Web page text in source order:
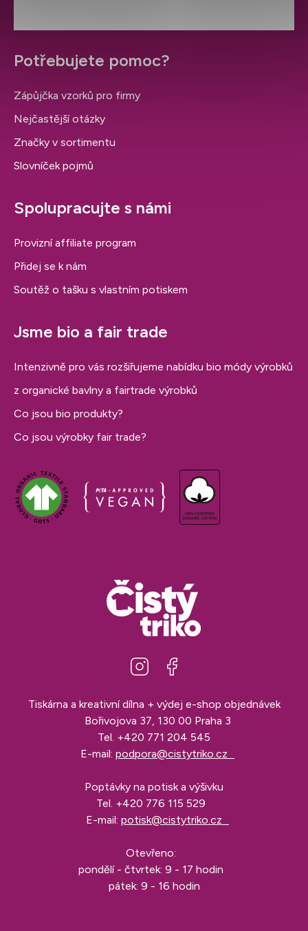
Potřebujete pomoc?
Zápůjčka vzorků pro firmy
Nejčastější otázky
Značky v sortimentu
Slovníček pojmů
Spolupracujte s námi
Provizní affiliate program
Přidej se k nám
Soutěž o tašku s vlastním potiskem
Jsme bio a fair trade
Intenzivně pro vás rozšiřujeme nabídku bio módy výrobků
z organické bavlny a fairtrade výrobků
Co jsou bio produkty?
Co jsou výrobky fair trade?
Tiskárna a kreativní dílna + výdej e-shop objednávek
Bořivojova 37, 130 00 Praha 3
Tel. +420 771 204 545
E-mail: podpora@cistytriko.cz
Poptávky na potisk a výšivku
Tel. +420 776 115 529
E-mail: potisk@cistytriko.cz
Otevřeno:
pondělí - čtvrtek: 9 - 17 hodin
pátek: 9 - 16 hodin